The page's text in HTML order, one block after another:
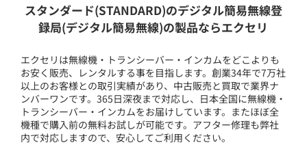
スタンダード(STANDARD)のデジタル簡易無線登
録局(デジタル簡易無線)の製品ならエクセリ
エクセリは無線機・トランシーバー・インカムをどこよりも
お安く販売、レンタルする事を目指します。創業34年で7万社
以上のお客様との取引実績があり、中古販売と買取で業界ナ
ンバーワンです。365日深夜まで対応し、日本全国に無線機・
トランシーバー・インカムをお届けしています。またほぼ全
機種で購入前の無料お試しが可能です。アフター修理も弊社
内で対応しますので、安心してご利用ください。